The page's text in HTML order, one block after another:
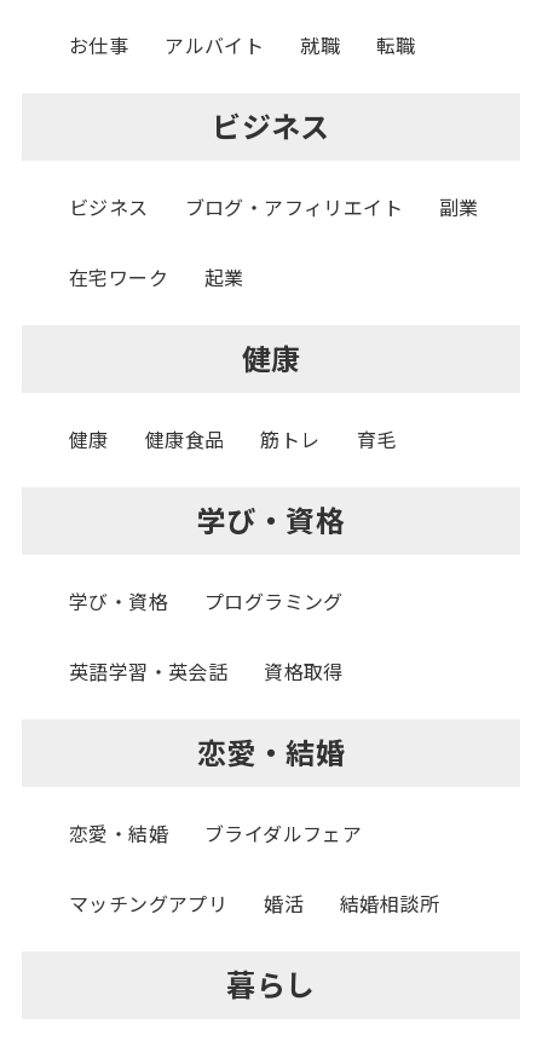
お仕事 アルバイト 就職 転職
ビジネス
ビジネス ブログ・アフィリエイト 副業
在宅ワーク 起業
健康
健康 健康食品 筋トレ 育毛
学び・資格
学び・資格 プログラミング
英語学習・英会話 資格取得
恋愛・結婚
恋愛・結婚 ブライダルフェア
マッチングアプリ 婚活 結婚相談所
暮らし